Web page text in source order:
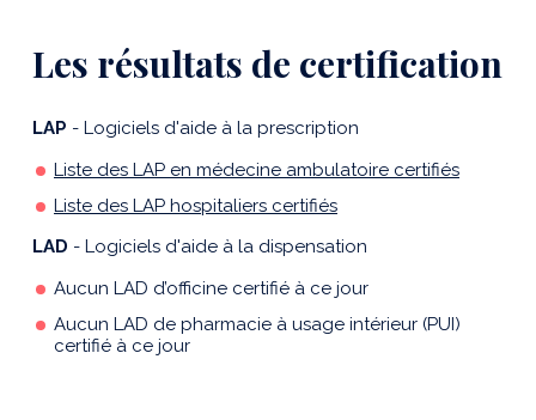
Les résultats de certification
LAP - Logiciels d'aide à la prescription
Liste des LAP en médecine ambulatoire certifiés
Liste des LAP hospitaliers certifiés
LAD - Logiciels d'aide à la dispensation
Aucun LAD d’officine certifié à ce jour
Aucun LAD de pharmacie à usage intérieur (PUI)
certifié à ce jour